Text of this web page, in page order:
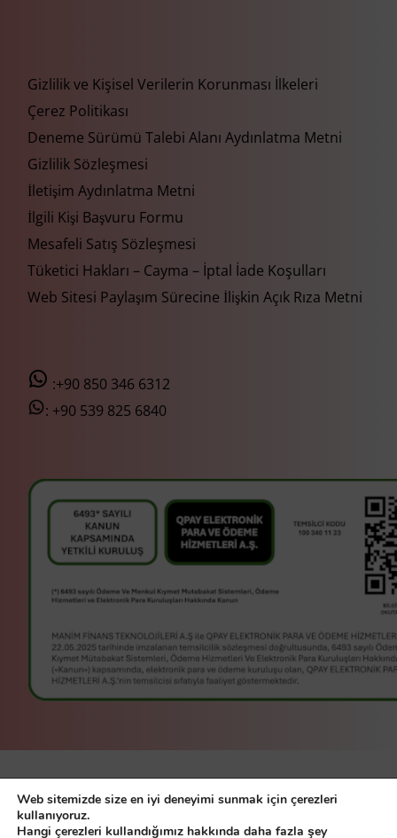
Gizlilik ve Kişisel Verilerin Korunması İlkeleri
Çerez Politikası
Deneme Sürümü Talebi Alanı Aydınlatma Metni
Gizlilik Sözleşmesi
İletişim Aydınlatma Metni
İlgili Kişi Başvuru Formu
Mesafeli Satış Sözleşmesi
Tüketici Hakları – Cayma – İptal İade Koşulları
Web Sitesi Paylaşım Sürecine İlişkin Açık Rıza Metni
:+90 850 346 6312
: +90 539 825 6840
manim bir
Manim Finans
Teknolojileri A.Ş
Web sitemizde size en iyi deneyimi sunmak için çerezleri
kullanıyoruz.
Hangi çerezleri kullandığımız hakkında daha fazla şey